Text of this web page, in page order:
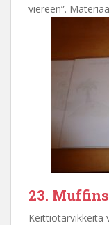
viereen”.
23.
Keittiötarvikkeita